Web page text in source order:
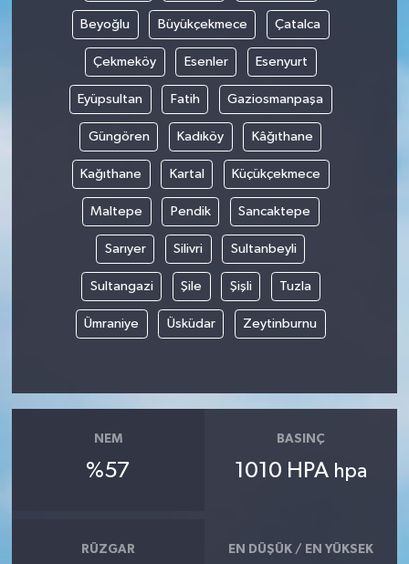
Beyoğlu Büyükçekmece Çatalca
Çekmeköy Esenler Esenyurt
Eyüpsultan Fatih Gaziosmanpaşa
Güngören Kadıköy Kâğıthane
Kağıthane Kartal Küçükçekmece
Maltepe Pendik Sancaktepe
Sarıyer Silivri Sultanbeyli
Sultangazi Şile Şişli Tuzla
Ümraniye Üsküdar Zeytinburnu
NEM
%57
BASINÇ
1010 HPA hpa
RÜZGAR EN DÜŞÜK / EN YÜKSEK